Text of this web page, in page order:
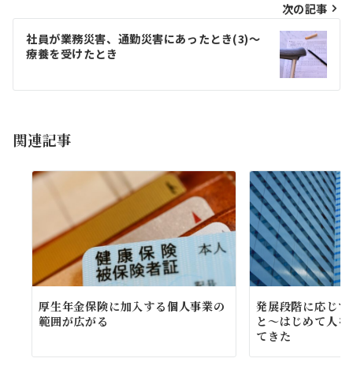
ビ
ゲ
ー
シ
ン
次の記事
社員が業務災害、通勤災害にあったとき(3)～
療養を受けたとき
関連記事
厚生年金保険に加入する個人事業の
範囲が広がる
発展段階に応じ
と～はじめて人
てきた